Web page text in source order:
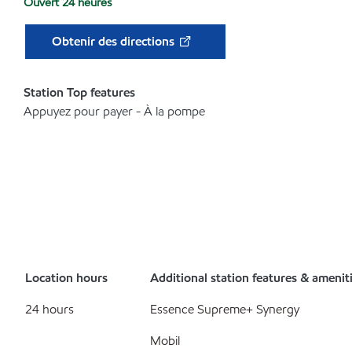
Obtenir des directions
Station Top features
Appuyez pour payer - À la pompe
Location hours
24 hours
Additional station features &
Essence Supreme+ Synergy
Mobil